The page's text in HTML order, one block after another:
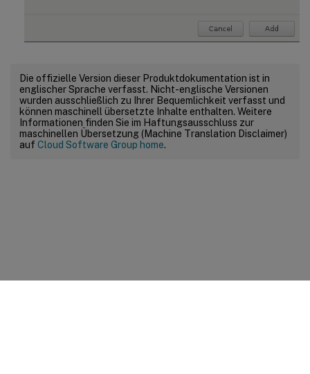
Die offizielle Version dieser Produktdokumentation ist in
englischer Sprache verfasst. Nicht-englische Versionen
wurden ausschließlich zu Ihrer Bequemlichkeit verfasst und
können maschinell übersetzte Inhalte enthalten. Weitere
Informationen finden Sie im Haftungsausschluss zur
maschinellen Übersetzung (Machine Translation Disclaimer)
auf Cloud Software Group home.